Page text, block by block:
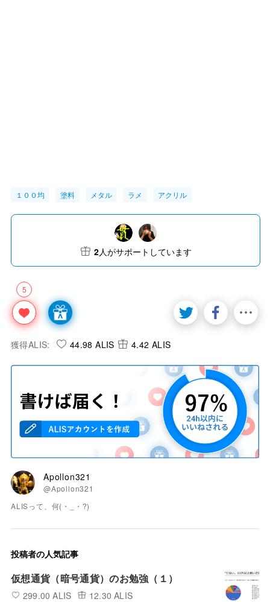
１００均 塗料 メタル ラメ アクリル
5
2人がサポートしています
獲得ALIS: 44.98 ALIS 4.42 ALIS
Apollon321
@Apollon321
ALISって、何(・_・?)
投稿者の人気記事
仮想通貨（暗号通貨）のお勉強（１）
299.00 ALIS 12.30 ALIS